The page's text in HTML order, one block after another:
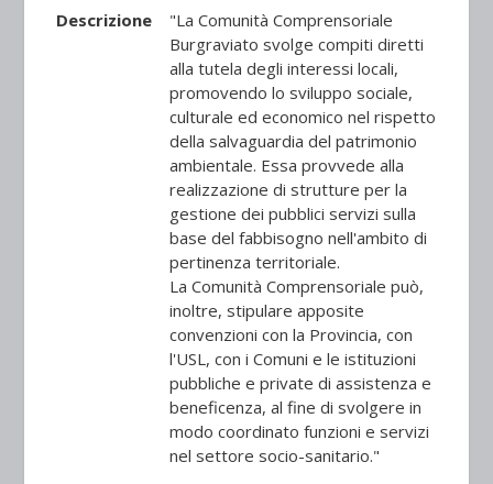
Descrizione
"La Comunità Comprensoriale
Burgraviato svolge compiti diretti
alla tutela degli interessi locali,
promovendo lo sviluppo sociale,
culturale ed economico nel rispetto
della salvaguardia del patrimonio
ambientale. Essa provvede alla
realizzazione di strutture per la
gestione dei pubblici servizi sulla
base del fabbisogno nell'ambito di
pertinenza territoriale.
La Comunità Comprensoriale può,
inoltre, stipulare apposite
convenzioni con la Provincia, con
l'USL, con i Comuni e le istituzioni
pubbliche e private di assistenza e
beneficenza, al fine di svolgere in
modo coordinato funzioni e servizi
nel settore socio-sanitario."